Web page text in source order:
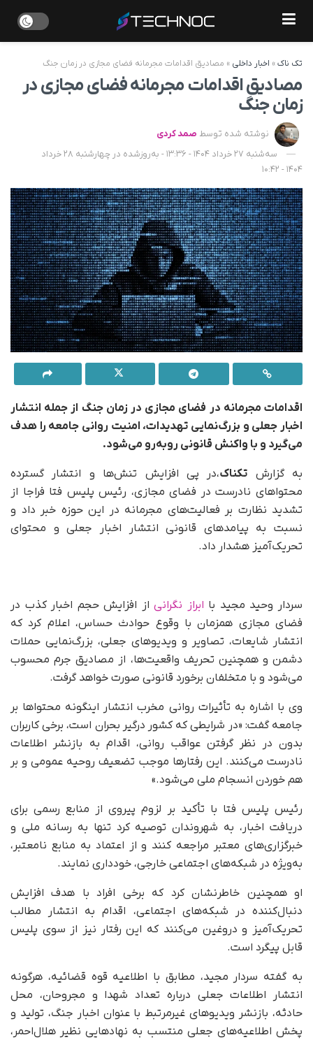
تک ناک» اخبار داخلی » مصادیق اقدامات مجرمانه فضای مجازی در زمان جنگ
مصادیق اقدامات مجرمانه فضای مجازی در
زمان جنگ
نوشته شده توسط صمد کردی
سه‌شنبه 27 خرداد 1404 - 13:36 - به‌روزشده در چهارشنبه 28 خرداد
1404 - 10:42
اقدامات مجرمانه در فضای مجازی در زمان جنگ از جمله انتشار
اخبار جعلی و بزرگ‌نمایی تهدیدات، امنیت روانی جامعه را هدف
می‌گیرد و با واکنش قانونی روبه‌رو می‌شود.
به گزارش تکناک،در پی افزایش تنش‌ها و انتشار گسترده
محتواهای نادرست در فضای مجازی، رئیس پلیس فتا فراجا از
تشدید نظارت بر فعالیت‌های مجرمانه در این حوزه خبر داد و
نسبت به پیامدهای قانونی انتشار اخبار جعلی و محتوای
تحریک‌آمیز هشدار داد.
سردار وحید مجید با ابراز نگرانیاز افزایش حجم اخبار کذب در
فضای مجازی همزمان با وقوع حوادث حساس، اعلام کرد که
انتشار شایعات، تصاویر و ویدیوهای جعلی، بزرگ‌نمایی حملات
دشمن و همچنین تحریف واقعیت‌ها، از مصادیق جرم محسوب
می‌شود و با متخلفان برخورد قانونی صورت خواهد گرفت.
وی با اشاره به تأثیرات روانی مخرب انتشار اینگونه محتواها بر
جامعه گفت: «در شرایطی که کشور درگیر بحران است، برخی کاربران
بدون در نظر گرفتن عواقب روانی، اقدام به بازنشر اطلاعات
نادرست می‌کنند. این رفتارها موجب تضعیف روحیه عمومی و بر
هم خوردن انسجام ملی می‌شود.»
رئیس پلیس فتا با تأکید بر لزوم پیروی از منابع رسمی برای
دریافت اخبار، به شهروندان توصیه کرد تنها به رسانه ملی و
خبرگزاری‌های معتبر مراجعه کنند و از اعتماد به منابع نامعتبر،
به‌ویژه در شبکه‌های اجتماعی خارجی، خودداری نمایند.
او همچنین خاطرنشان کرد که برخی افراد با هدف افزایش
دنبال‌کننده در شبکه‌های اجتماعی، اقدام به انتشار مطالب
تحریک‌آمیز و دروغین می‌کنند که این رفتار نیز از سوی پلیس
قابل پیگرد است.
به گفته سردار مجید، مطابق با اطلاعیه قوه قضائیه، هرگونه
انتشار اطلاعات جعلی درباره تعداد شهدا و مجروحان، محل
حادثه، بازنشر ویدیوهای غیرمرتبط با عنوان اخبار جنگ، تولید و
پخش اطلاعیه‌های جعلی منتسب به نهادهایی نظیر هلال‌احمر،